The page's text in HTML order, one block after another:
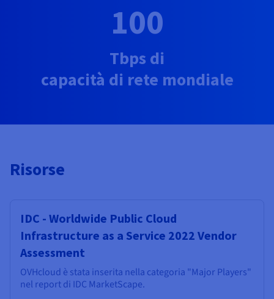
100
Tbps di
capacità di rete mondiale
Risorse
IDC - Worldwide Public Cloud
Infrastructure as a Service 2022 Vendor
Assessment
OVHcloud è stata inserita nella categoria "Major Players"
nel report di IDC MarketScape.